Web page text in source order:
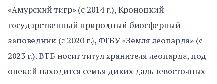
«Амурский тигр» (с 2014 г.), Кроноцкий
государственный природный биосферный
заповедник (с 2020 г.), ФГБУ «Земля леопарда» (с
2023 г.). ВТБ носит титул хранителя леопарда, под
опекой находится семья диких дальневосточных